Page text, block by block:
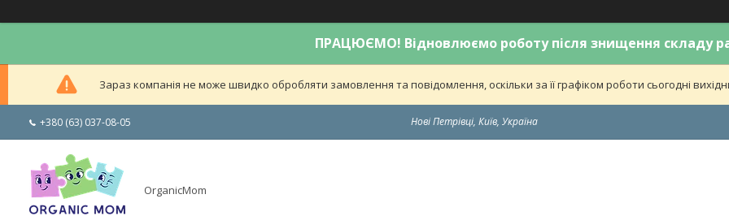
ПРАЦЮЄМО! Відновлюємо роботу після знищення складу
Зараз компанія не може швидко обробляти замовлення та повідомлення, оскільки за її графіком роботи сьогодні
+380 (63) 037-08-05 Нові Петрівці, Київ, Україна
OrganicMom